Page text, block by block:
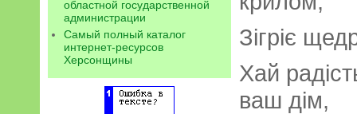
областной государственной
администрации
Самый полный каталог
интернет-ресурсов
Херсонщины
Зігріє
Хай
ваш дім,